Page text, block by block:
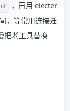
，再用 electer
，等常用连接迁
把老工具替换